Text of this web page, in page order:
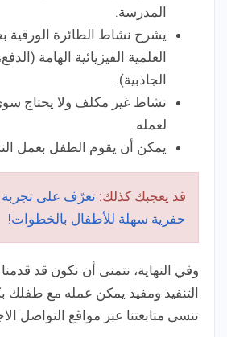
المدرسة.
يشرح نشاط الطائرة الورقية
العلمية الفيزيائية الهامة
الجاذبية).
نشاط غير مكلف ولا يحتاج
لعمله.
يمكن أن يقوم الطفل بعمل
قد يعجبك كذلك: تعرّف على
حفرية سهلة للأطفال بالخطوات!
وفي النهاية، نتمنى أن نكون قد
التنفيذ ومفيد يمكن عمله مع طفلك
تنسى متابعتنا عبر مواقع التواصل